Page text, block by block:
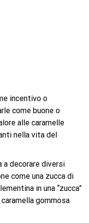
incentivo o
come buone o
alle caramelle
nella vita del
a decorare diversi
come una zucca di
in una “zucca”
gommosa